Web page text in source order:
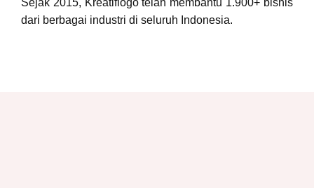
dari berbagai industri di seluruh Indonesia.